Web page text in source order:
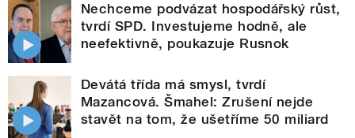
Nechceme podvázat hospodářský růst,
tvrdí SPD. Investujeme hodně, ale
neefektivně, poukazuje Rusnok
Devátá třída má smysl, tvrdí
Mazancová. Šmahel: Zrušení nejde
stavět na tom, že ušetříme 50 miliard